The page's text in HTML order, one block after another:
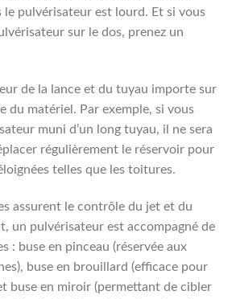
le pulvérisateur est lourd. Et si vous
sur le dos, prenez un
de la lance et du tuyau importe sur
du matériel. Par exemple, si vous
muni d’un long tuyau, il ne sera
régulièrement le réservoir pour
telles que les toitures.
assurent le contrôle du jet et du
un pulvérisateur est accompagné de
: buse en pinceau (réservée aux
buse en brouillard (efficace pour
buse en miroir (permettant de cibler